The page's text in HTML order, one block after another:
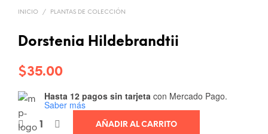
INICIO / PLANTAS DE COLECCIÓN
Dorstenia Hildebrandtii
$35.00
Hasta 12 pagos sin tarjeta con Mercado Pago.
Saber más
AÑADIR AL CARRITO